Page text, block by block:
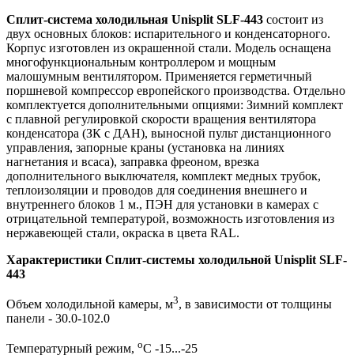
Сплит-система холодильная Unisplit SLF-443 состоит из
двух основных блоков: испарительного и конденсаторного.
Корпус изготовлен из окрашенной стали. Модель оснащена
многофункциональным контроллером и мощным
малошумным вентилятором. Применяется герметичный
поршневой компрессор европейского производства. Отдельно
комплектуется дополнительными опциями: Зимний комплект
с плавной регулировкой скорости вращения вентилятора
конденсатора (ЗК с ДАН), выносной пульт дистанционного
управления, запорные краны (установка на линиях
нагнетания и всаса), заправка фреоном, врезка
дополнительного выключателя, комплект медных трубок,
теплоизоляции и проводов для соединения внешнего и
внутреннего блоков 1 м., ПЭН для установки в камерах с
отрицательной температурой, возможность изготовления из
нержавеющей стали, окраска в цвета RAL.
Характеристики Сплит-системы холодильной Unisplit SLF-
443
Объем холодильной камеры, м3, в зависимости от толщины
панели - 30.0-102.0
Температурный режим, оС -15...-25